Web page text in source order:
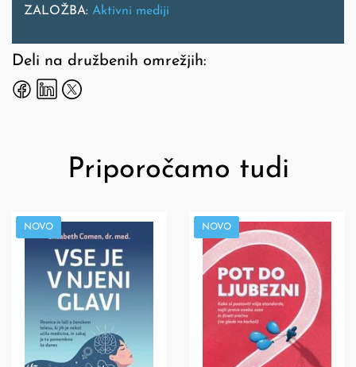
ZALOŽBA: Aktivni mediji
Deli na družbenih omrežjih:
Priporočamo tudi
NOVO NOVO